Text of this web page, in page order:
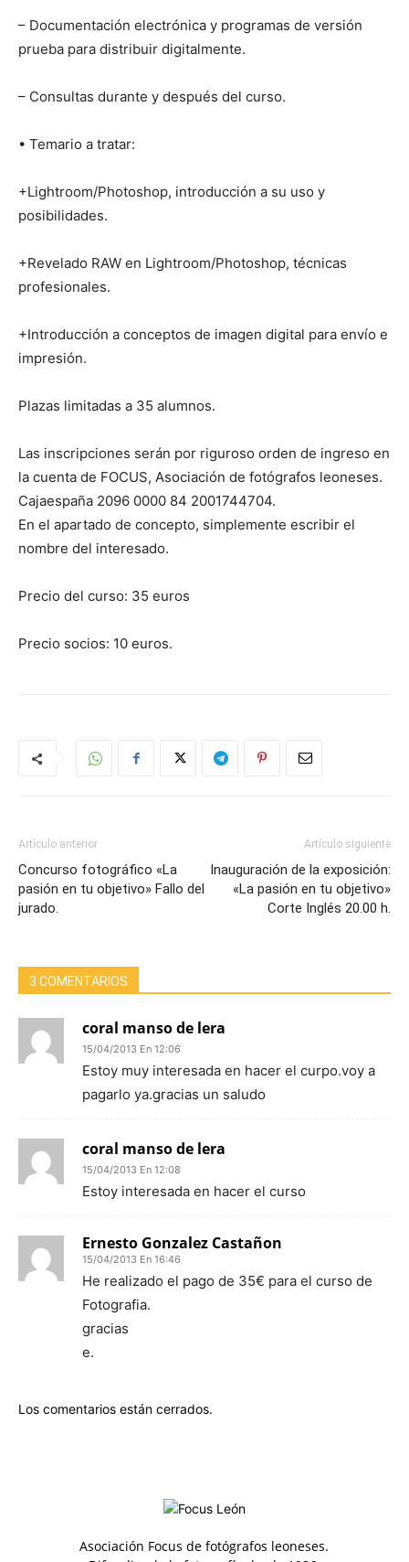
– Documentación electrónica y programas de versión
prueba para distribuir digitalmente.
– Consultas durante y después del curso.
• Temario a tratar:
+Lightroom/Photoshop, introducción a su uso y
posibilidades.
+Revelado RAW en Lightroom/Photoshop, técnicas
profesionales.
+Introducción a conceptos de imagen digital para envío e
impresión.
Plazas limitadas a 35 alumnos.
Las inscripciones serán por riguroso orden de ingreso en
la cuenta de FOCUS, Asociación de fotógrafos leoneses.
Cajaespaña 2096 0000 84 2001744704.
En el apartado de concepto, simplemente escribir el
nombre del interesado.
Precio del curso: 35 euros
Precio socios: 10 euros.
Artículo anterior
Concurso fotográfico «La
pasión en tu objetivo» Fallo del
jurado.
Artículo siguiente
Inauguración de la exposición:
«La pasión en tu objetivo»
Corte Inglés 20.00 h.
3 COMENTARIOS
coral manso de lera
15/04/2013 En 12:06
Estoy muy interesada en hacer el curpo.voy a
pagarlo ya.gracias un saludo
coral manso de lera
15/04/2013 En 12:08
Estoy interesada en hacer el curso
Ernesto Gonzalez Castañon
15/04/2013 En 16:46
He realizado el pago de 35€ para el curso de
Fotografia.
gracias
e.
Los comentarios están cerrados.
Asociación Focus de fotógrafos leoneses.